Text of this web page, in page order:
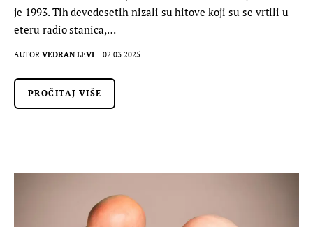
je 1993. Tih devedesetih nizali su hitove koji su se vrtili u
eteru radio stanica,…
AUTOR VEDRAN LEVI 02.03.2025.
PROČITAJ VIŠE